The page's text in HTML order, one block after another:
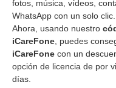
fotos, música, vídeos,
WhatsApp con un solo clic.
Ahora, usando nuestro
iCareFone , puedes
iCareFone con un
opción de licencia de por
días.